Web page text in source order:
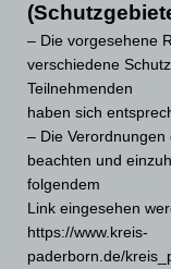
– Die vorgesehene
verschiedene
Teilnehmenden
haben sich
– Die
beachten und
folgendem
Link eingesehen
https://www.kreis-
paderborn.de/